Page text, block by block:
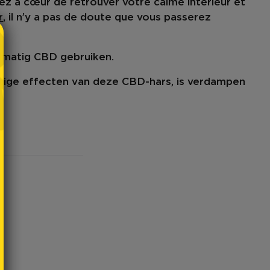
à cœur de retrouver votre calme intérieur et
, il n’y a pas de doute que vous passerez
CBD gebruiken.
effecten van deze CBD-hars, is verdampen